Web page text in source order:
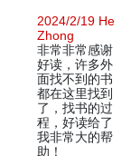
2024/2/19 He
Zhong
非常非常感谢
好读，许多外
面找不到的书
都在这里找到
了，找书的过
程，好读给了
我非常大的帮
助！